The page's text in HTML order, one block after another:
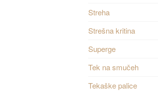
Streha
Strešna kritina
Superge
Tek na smučeh
Tekaške palice